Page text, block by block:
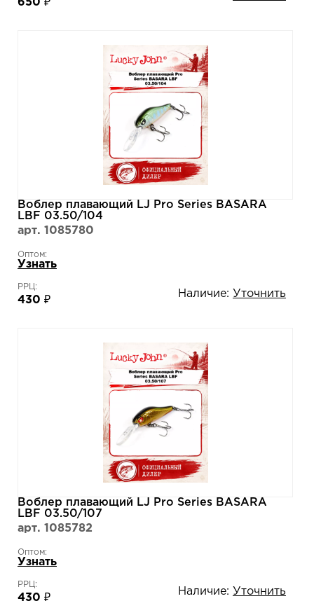
650 ₽
Воблер плавающий LJ Pro Series BASARA
LBF 03.50/104
арт. 1085780
Оптом:
Узнать
РРЦ:
430 ₽
Наличие: Уточнить
Воблер плавающий LJ Pro Series BASARA
LBF 03.50/107
арт. 1085782
Оптом:
Узнать
РРЦ:
430 ₽
Наличие: Уточнить